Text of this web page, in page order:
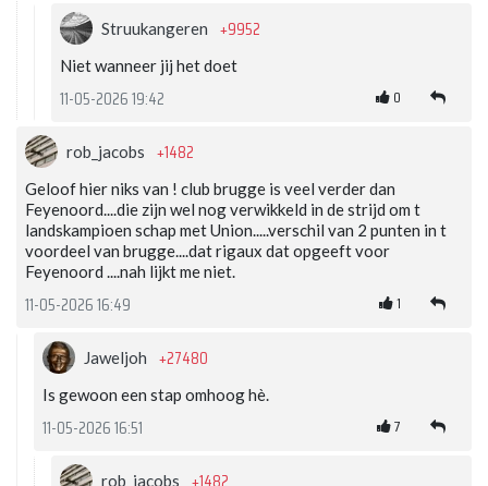
Struukangeren +9952
Niet wanneer jij het doet
11-05-2026 19:42 0
rob_jacobs +1482
Geloof hier niks van ! club brugge is veel verder dan
Feyenoord....die zijn wel nog verwikkeld in de strijd om t
landskampioen schap met Union.....verschil van 2 punten in t
voordeel van brugge....dat rigaux dat opgeeft voor
Feyenoord ....nah lijkt me niet.
11-05-2026 16:49 1
Jaweljoh +27480
Is gewoon een stap omhoog hè.
11-05-2026 16:51 7
rob_jacobs